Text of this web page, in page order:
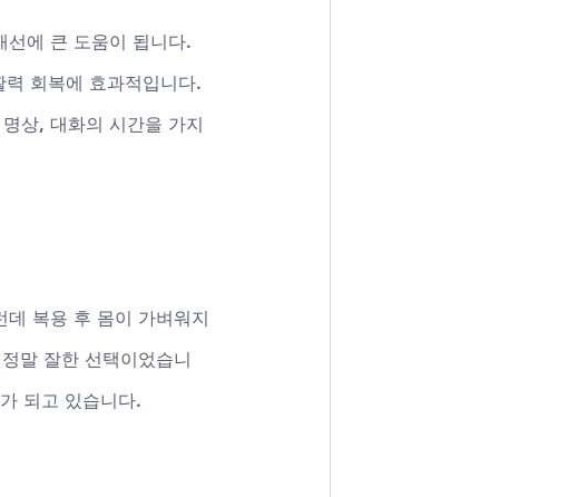
선에 큰 도움이 됩니다.
회복에 효과적입니다.
상, 대화의 시간을 가지
복용 후 몸이 가벼워지
정말 잘한 선택이었습니
되고 있습니다.